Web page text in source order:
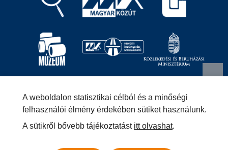
1024 Budapest, Fényes
Elek utca 7-13.
+36 (1) 819-9000 info@kozut.hu
MKNZRT (KRID: 153207128) Hivatali Kapu
A weboldalon statisztikai célból és a minőségi
felhasználói élmény érdekében sütiket használunk.
A sütikről bővebb tájékoztatást itt olvashat.